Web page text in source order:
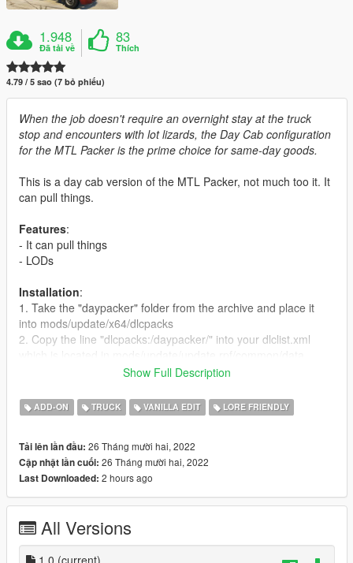
1.948
Đã tải về
83
Thích
4.79 / 5 sao (7 bỏ phiếu)
When the job doesn't require an overnight stay at the truck
stop and encounters with lot lizards, the Day Cab configuration
for the MTL Packer is the prime choice for same-day goods.
This is a day cab version of the MTL Packer, not much too it. It
can pull things.
Features:
- It can pull things
- LODs
Installation:
1. Take the "daypacker" folder from the archive and place it
into mods/update/x64/dlcpacks
2. Copy the line "dlcpacks:/daypacker/" into your dlclist.xml
Rockstar Games - Original Packer/Pounder/Flatbed model
TheF3nt0n - Model edits
Show Full Description
ADD-ON TRUCK VANILLA EDIT LORE FRIENDLY
Tải lên lần đầu: 26 Tháng mười hai, 2022
Cập nhật lần cuối: 26 Tháng mười hai, 2022
Last Downloaded: 2 hours ago
All Versions
1.0 (current)